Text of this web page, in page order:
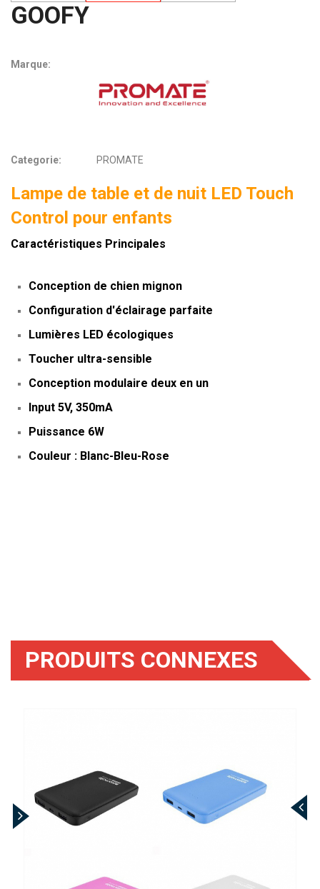
GOOFY
Marque:
Categorie: PROMATE
Lampe de table et de nuit LED Touch
Control pour enfants
Caractéristiques Principales
Conception de chien mignon
Configuration d'éclairage parfaite
Lumières LED écologiques
Toucher ultra-sensible
Conception modulaire deux en un
Input 5V, 350mA
Puissance 6W
Couleur : Blanc-Bleu-Rose
PRODUITS CONNEXES